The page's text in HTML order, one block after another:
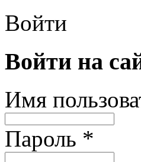
Войти
Войти на
Имя
Пароль *